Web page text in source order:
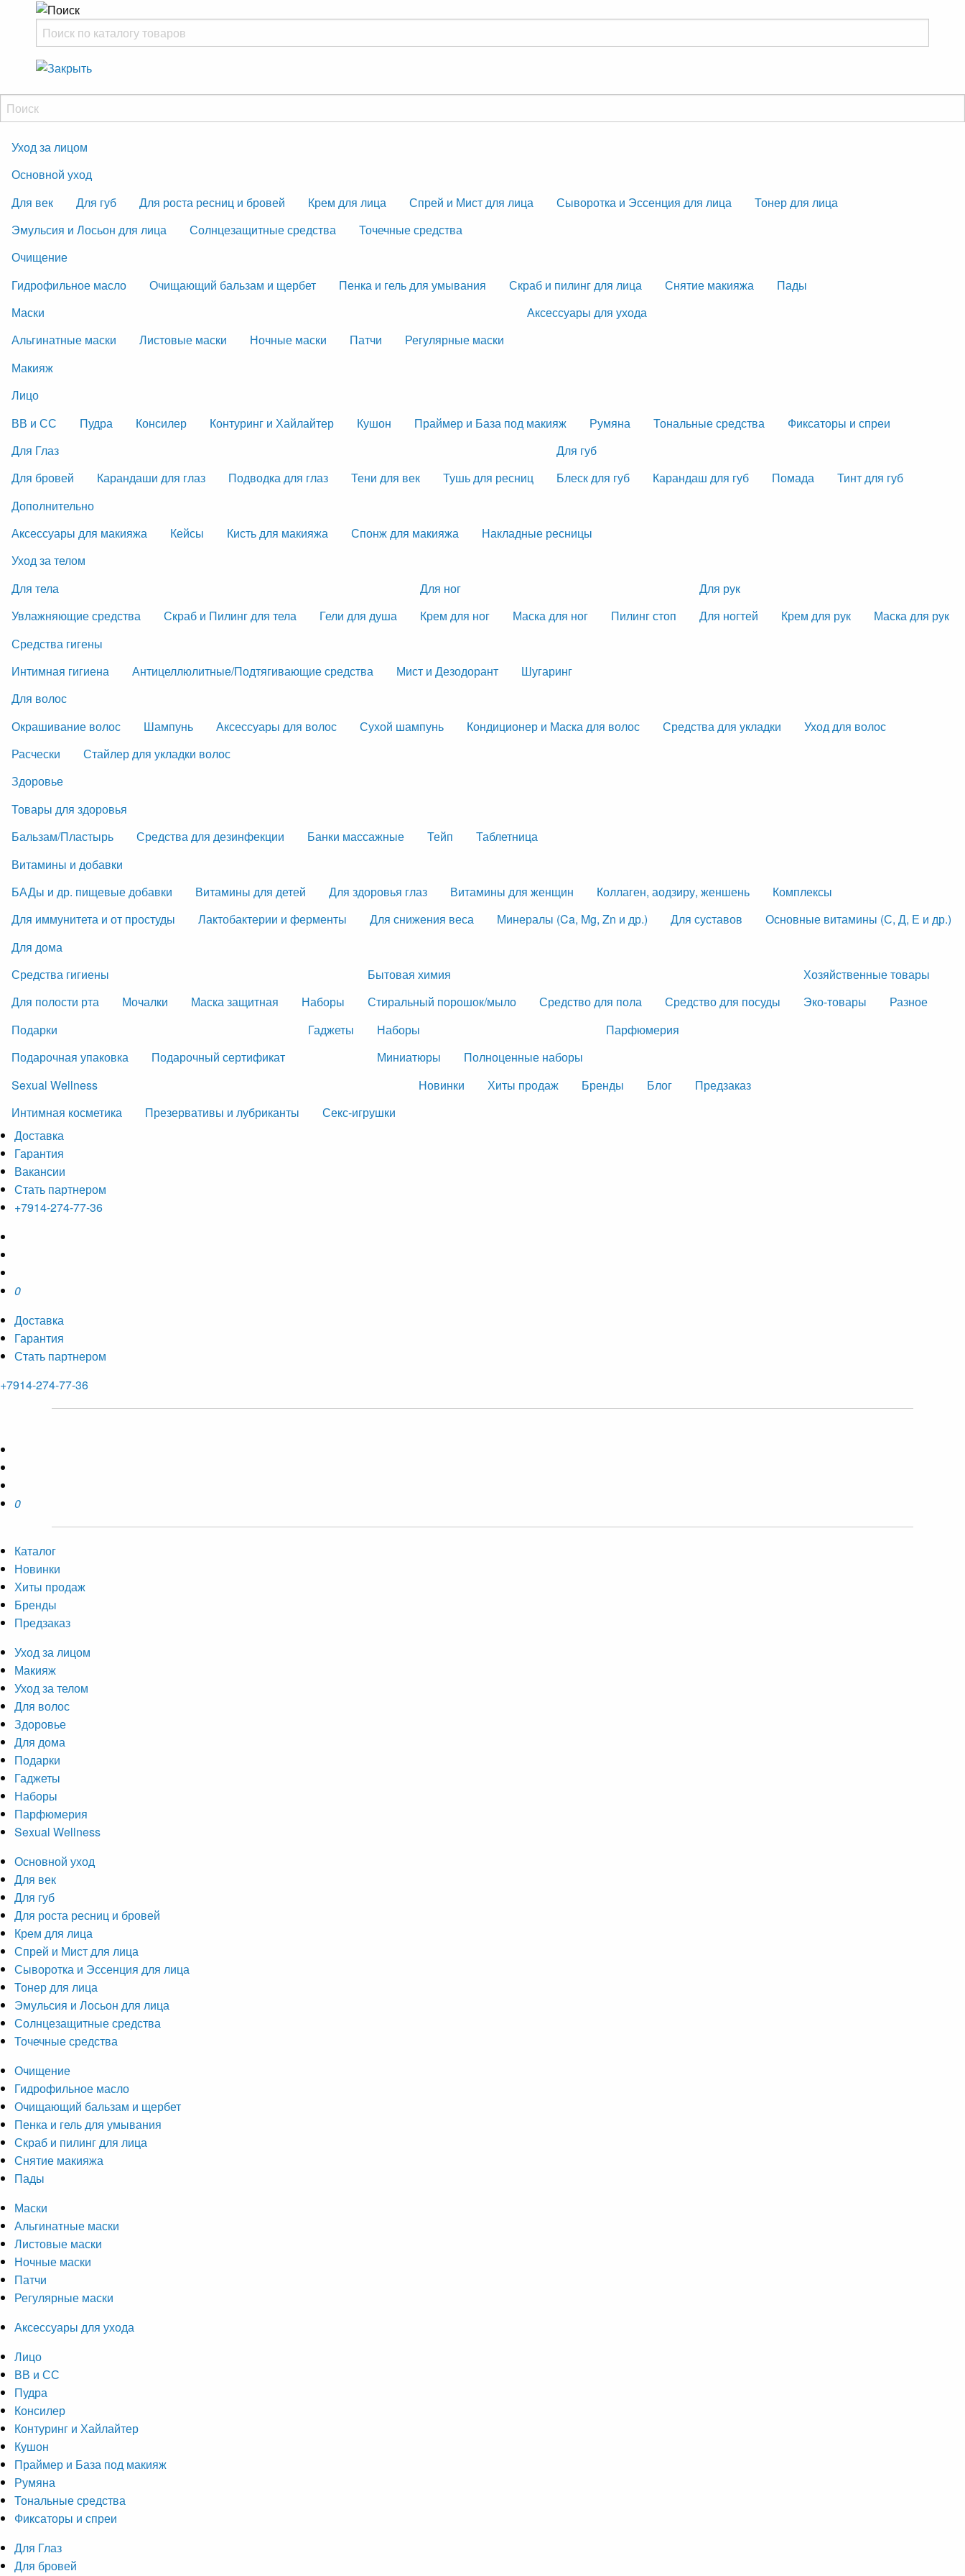
Уход за лицом
Основной уход
Для век
Для губ Для роста ресниц и бровей Крем для лица Спрей и Мист для лица Сыворотка и Эссенция для лица
Тонер для лица
Эмульсия и Лосьон для лица
Солнцезащитные средства
Точечные средства
Очищение
Гидрофильное масло
Очищающий бальзам и щербет Пенка и гель для умывания Скраб и пилинг для лица Снятие макияжа
Пады
Маски
Альгинатные маски
Листовые маски Ночные маски Патчи Регулярные маски
Аксессуары для ухода
Макияж
Лицо
ВВ и СС
Пудра Консилер Контуринг и Хайлайтер Кушон Праймер и База под макияж Румяна Тональные средства
Фиксаторы и спреи
Для Глаз
Для бровей
Карандаши для глаз Подводка для глаз Тени для век Тушь для ресниц
Для губ
Блеск для губ
Карандаш для губ Помада
Тинт для губ
Дополнительно
Аксессуары для макияжа
Кейсы Кисть для макияжа Спонж для макияжа
Накладные ресницы
Уход за телом
Для тела
Увлажняющие средства
Скраб и Пилинг для тела Гели для душа
Для ног
Крем для ног
Маска для ног Пилинг стоп
Для рук
Для ногтей
Крем для рук
Маска для рук
Средства гигены
Интимная гигиена
Антицеллюлитные/Подтягивающие средства Мист и Дезодорант
Шугаринг
Для волос
Окрашивание волос
Шампунь Аксессуары для волос Сухой шампунь Кондиционер и Маска для волос Средства для укладки
Уход для волос
Расчески
Стайлер для укладки волос
Здоровье
Товары для здоровья
Бальзам/Пластырь
Средства для дезинфекции Банки массажные Тейп
Таблетница
Витамины и добавки
БАДы и др. пищевые добавки
Витамины для детей Для здоровья глаз Витамины для женщин Коллаген, аодзиру, женшень
Комплексы
Для иммунитета и от простуды
Лактобактерии и ферменты Для снижения веса Минералы (Ca, Mg, Zn и др.) Для суставов
Основные витамины (С, Д, Е и др.)
Для дома
Средства гигиены
Для полости рта
Мочалки Маска защитная Наборы
Бытовая химия
Стиральный порошок/мыло
Средство для пола Средство для посуды
Хозяйственные товары
Эко-товары
Разное
Подарки
Подарочная упаковка
Подарочный сертификат
Гаджеты
Наборы
Миниатюры
Полноценные наборы
Парфюмерия
Sexual Wellness
Интимная косметика
Презервативы и лубриканты Секс-игрушки
Новинки Хиты продаж Бренды Блог Предзаказ
Доставка
Гарантия
Вакансии
Стать партнером
+7914-274-77-36
0
Доставка
Гарантия
Стать партнером
+7914-274-77-36
0
Каталог
Новинки
Хиты продаж
Бренды
Предзаказ
Уход за лицом
Макияж
Уход за телом
Для волос
Здоровье
Для дома
Подарки
Гаджеты
Наборы
Парфюмерия
Sexual Wellness
Основной уход
Для век
Для губ
Для роста ресниц и бровей
Крем для лица
Спрей и Мист для лица
Сыворотка и Эссенция для лица
Тонер для лица
Эмульсия и Лосьон для лица
Солнцезащитные средства
Точечные средства
Очищение
Гидрофильное масло
Очищающий бальзам и щербет
Пенка и гель для умывания
Скраб и пилинг для лица
Снятие макияжа
Пады
Маски
Альгинатные маски
Листовые маски
Ночные маски
Патчи
Регулярные маски
Аксессуары для ухода
Лицо
ВВ и СС
Пудра
Консилер
Контуринг и Хайлайтер
Кушон
Праймер и База под макияж
Румяна
Тональные средства
Фиксаторы и спреи
Для Глаз
Для бровей